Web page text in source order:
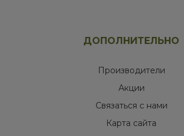
ДОПОЛНИТЕЛЬНО
Производители
Акции
Связаться с нами
Карта сайта